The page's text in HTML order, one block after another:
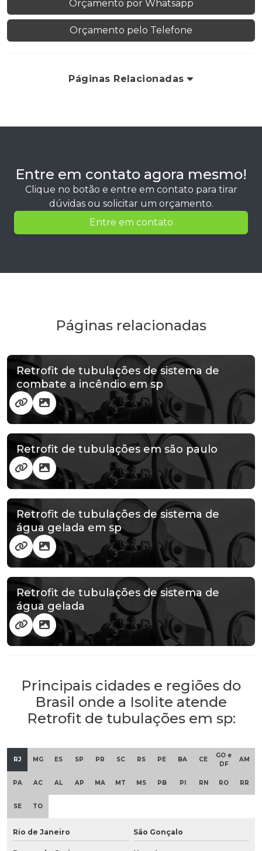
Orçamento por Whatsapp
Orçamento pelo Telefone
Páginas Relacionadas
Entre em contato agora mesmo!
Clique no botão e entre em contato para tirar
dúvidas ou solicitar um orçamento.
Entre em contato
Páginas relacionadas
Retrofit de tubulações de sistema de
combate a incêndio em sp
Retrofit de tubulações em são paulo
Retrofit de tubulações de sistema de
água gelada em sp
Retrofit de tubulações de sistema de
água gelada
Principais cidades e regiões do
Brasil onde a Isolite atende
Retrofit de tubulações em sp:
RJ MG ES SP PR SC RS PE BA CE
GO e
DF
AM
PA AC AL AP MA MT MS PB PI RN RO RR
SE TO
Rio de Janeiro São Gonçalo